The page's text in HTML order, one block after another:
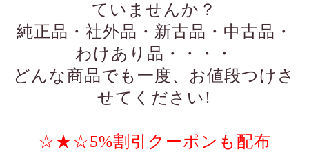
ていませんか？
純正品・社外品・新古品・中古品・
わけあり品・・・・
どんな商品でも一度、お値段つけさ
せてください!
☆★☆5%割引クーポンも配布